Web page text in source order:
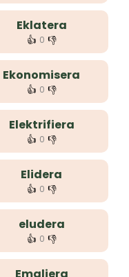
Eklatera
👍 0 👎
Ekonomisera
👍 0 👎
Elektrifiera
👍 0 👎
Elidera
👍 0 👎
eludera
👍 0 👎